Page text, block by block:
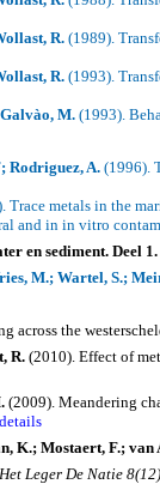
, R. (1989).
, R. (1993).
Galvào, M. (1993).
Rodriguez, A.(1996).
Trace metals in the
and in in vitro
en sediment. Deel 1.
M.; Wartel, S.;
across the
R. (2010). Effect of
(2009). Meandering
details
K.; Mostaert, F.; van
Het Leger De Natie 8(12)